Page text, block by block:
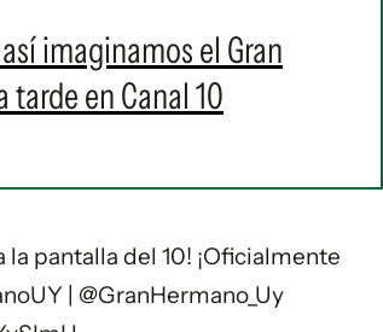
imaginamos el Gran
en Canal 10
la pantalla del 10! ¡Oficialmente
@GranHermano_Uy